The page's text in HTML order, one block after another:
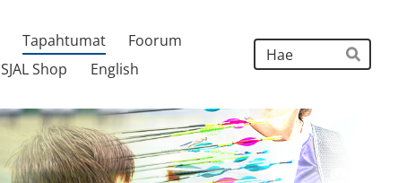
Tapahtumat
Foorum
SJAL Shop English Hae